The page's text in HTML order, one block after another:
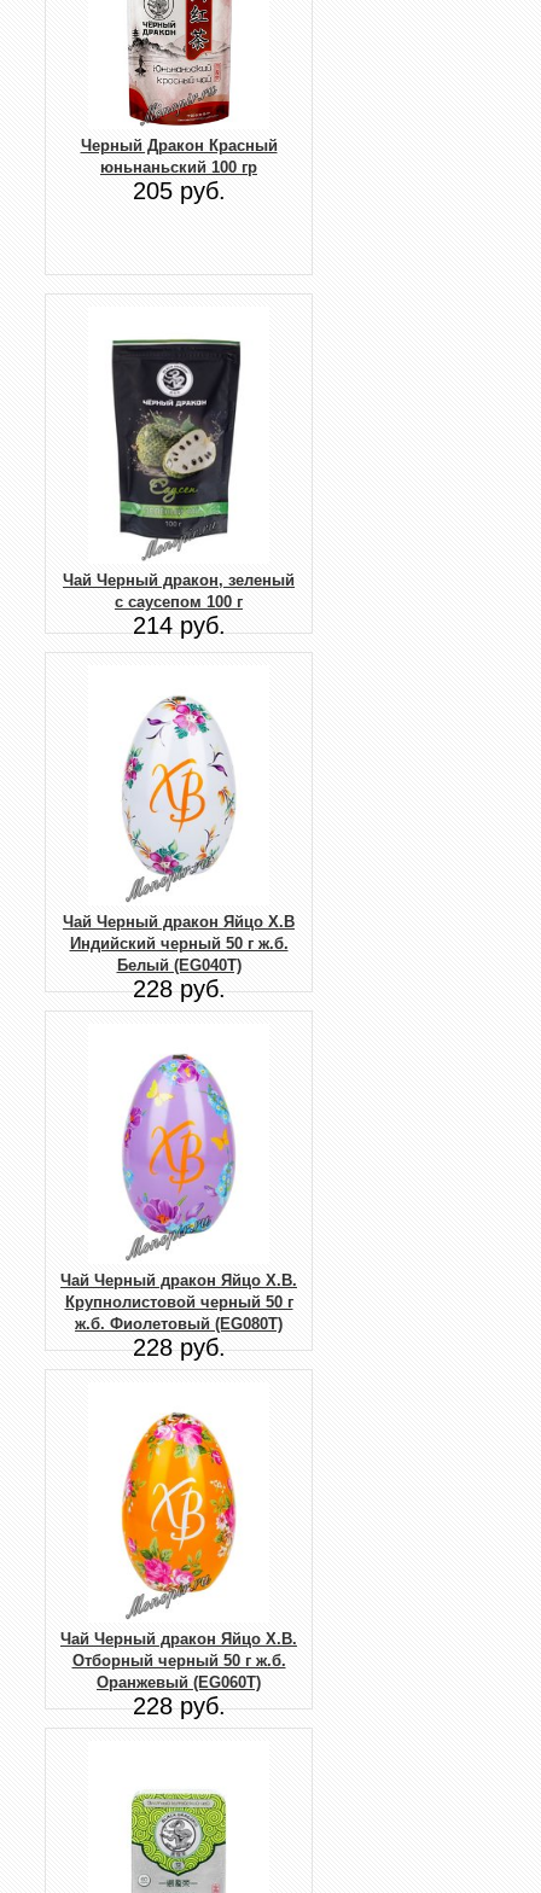
Черный Дракон Красный
юньнаньский 100 гр
205 руб.
Чай Черный дракон, зеленый
с саусепом 100 г
214 руб.
Чай Черный дракон Яйцо Х.В
Индийский черный 50 г ж.б.
Белый (EG040T)
228 руб.
Чай Черный дракон Яйцо Х.В.
Крупнолистовой черный 50 г
ж.б. Фиолетовый (EG080T)
228 руб.
Чай Черный дракон Яйцо Х.В.
Отборный черный 50 г ж.б.
Оранжевый (EG060T)
228 руб.